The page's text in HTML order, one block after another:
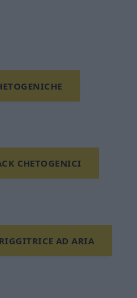
CHETOGENICI
AD ARIA